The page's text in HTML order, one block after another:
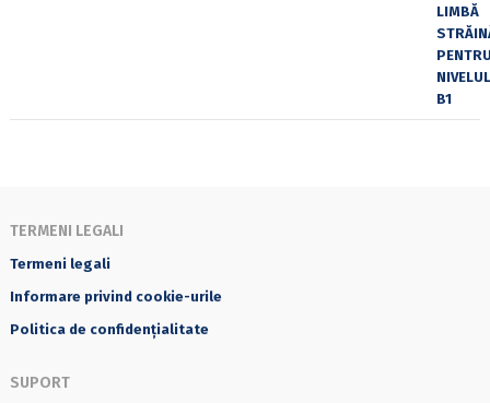
TERMENI LEGALI
Termeni legali
Informare privind cookie-urile
Politica de confidențialitate
SUPORT